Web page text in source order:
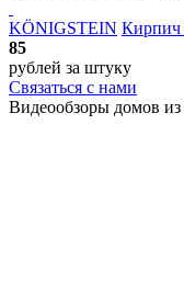
KÖNIGSTEIN Кирпич
85
рублей за штуку
Связаться с нами
Видеообзоры домов